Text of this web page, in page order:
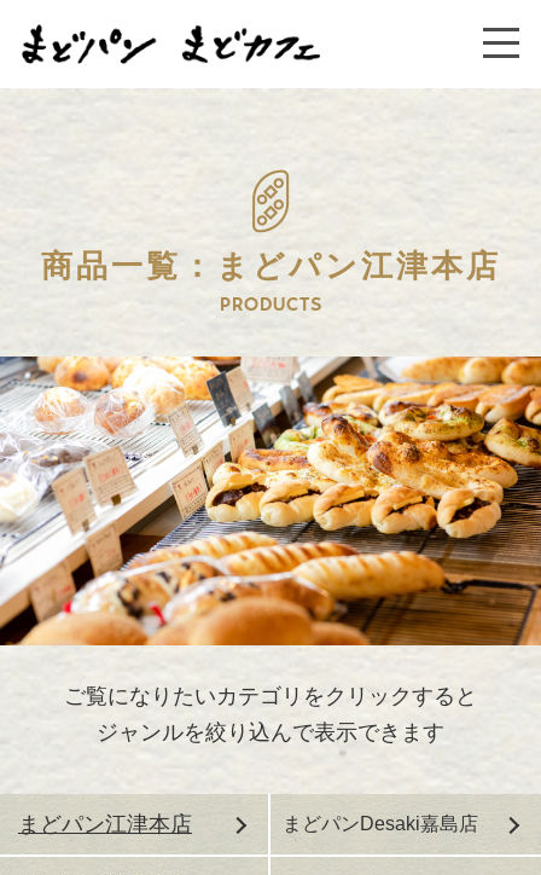
商品一覧：まどパン江津本店
PRODUCTS
ご覧になりたいカテゴリをクリックすると
ジャンルを絞り込んで表示できます
まどパン江津本店 まどパンDesaki嘉島店